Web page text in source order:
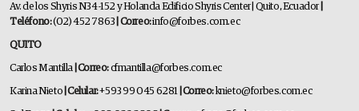
Av. de los Shyris N34-152 y Holanda Edificio Shyris Center | Quito, Ecuador
Teléfono:(02) 452 7863 | Correo:info@forbes.com.ec
QUITO
Carlos Mantilla | Correo:cfmantilla@forbes.com.ec
Karina Nieto | Celular:+593 99 045 6281 | Correo:knieto@forbes.com.ec